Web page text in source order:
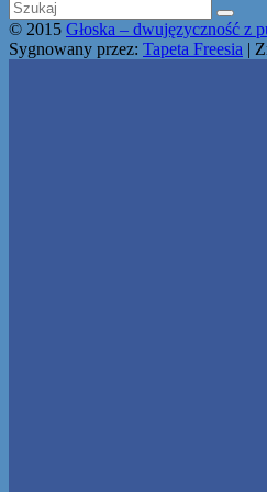
© 2015 Głoska – dwujęzyczność z
Sygnowany przez: Tapeta Freesia |